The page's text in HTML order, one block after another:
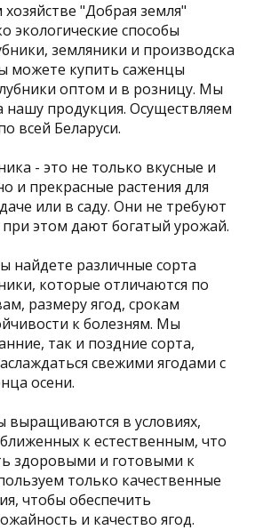
"Добрая земля"
экологические способы
земляники и производска
можете купить саженцы
оптом и в розницу. Мы
продукция. Осуществляем
всей Беларуси.
- это не только вкусные и
и прекрасные растения для
или в саду. Они не требуют
при этом дают богатый урожай.
найдете различные сорта
которые отличаются по
размеру ягод, срокам
к болезням. Мы
так и поздние сорта,
свежими ягодами с
осени.
выращиваются в условиях,
к естественным, что
здоровыми и готовыми к
только качественные
чтобы обеспечить
и качество ягод.